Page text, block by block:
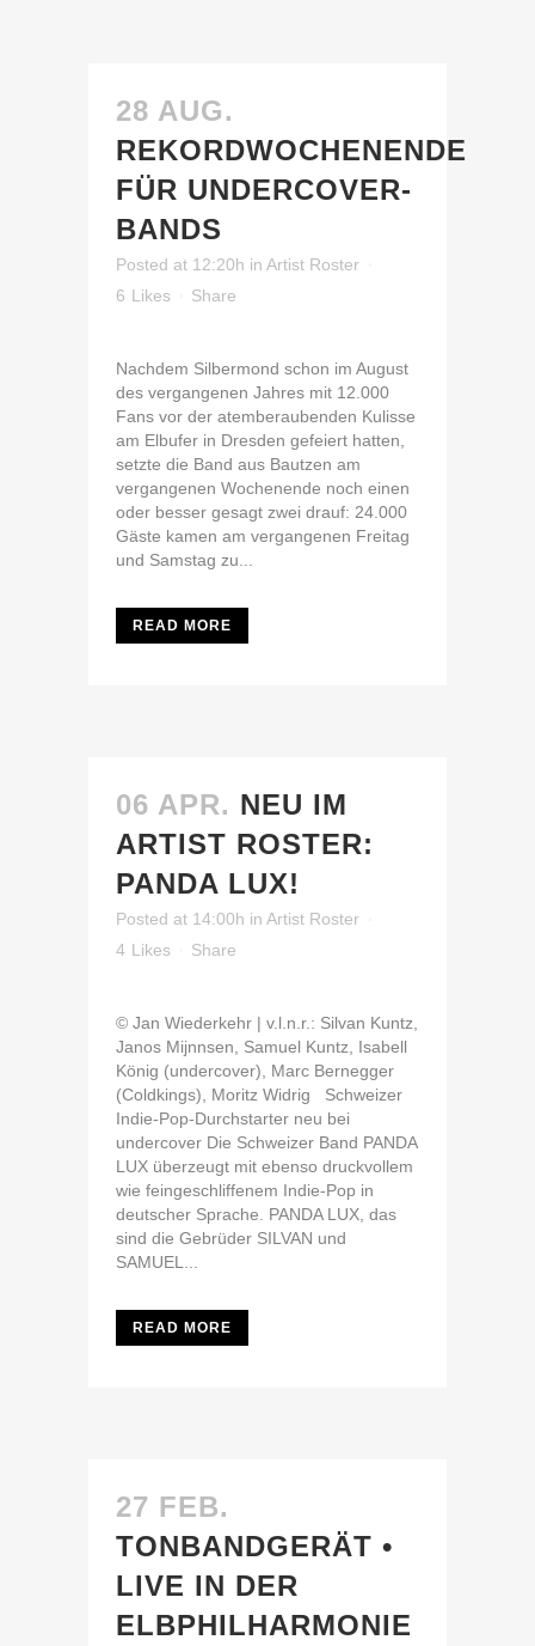
28 AUG.
REKORDWOCHENENDE
FÜR UNDERCOVER-
BANDS
Posted at 12:20h in Artist Roster
6 Likes Share
Nachdem Silbermond schon im August
des vergangenen Jahres mit 12.000
Fans vor der atemberaubenden Kulisse
am Elbufer in Dresden gefeiert hatten,
setzte die Band aus Bautzen am
vergangenen Wochenende noch einen
oder besser gesagt zwei drauf: 24.000
Gäste kamen am vergangenen Freitag
und Samstag zu...
READ MORE
06 APR. NEU IM
ARTIST ROSTER:
PANDA LUX!
Posted at 14:00h in Artist Roster
4 Likes Share
© Jan Wiederkehr | v.l.n.r.: Silvan Kuntz,
Janos Mijnnsen, Samuel Kuntz, Isabell
König (undercover), Marc Bernegger
(Coldkings), Moritz Widrig Schweizer
Indie-Pop-Durchstarter neu bei
undercover Die Schweizer Band PANDA
LUX überzeugt mit ebenso druckvollem
wie feingeschliffenem Indie-Pop in
deutscher Sprache. PANDA LUX, das
sind die Gebrüder SILVAN und
SAMUEL...
READ MORE
27 FEB.
TONBANDGERÄT •
LIVE IN DER
ELBPHILHARMONIE